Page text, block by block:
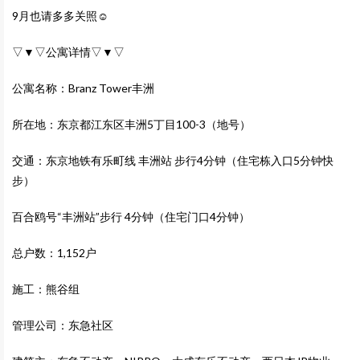
9月也请多多关照☺
▽▼▽公寓详情▽▼▽
公寓名称：Branz Tower丰洲
所在地：东京都江东区丰洲5丁目100-3（地号）
交通：东京地铁有乐町线 丰洲站 步行4分钟（住宅栋入口5分钟快
步）
百合鸥号“丰洲站”步行 4分钟（住宅门口4分钟）
总户数：1,152户
施工：熊谷组
管理公司：东急社区